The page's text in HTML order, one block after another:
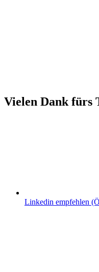
Vielen Dank fürs
Linkedin empfehlen